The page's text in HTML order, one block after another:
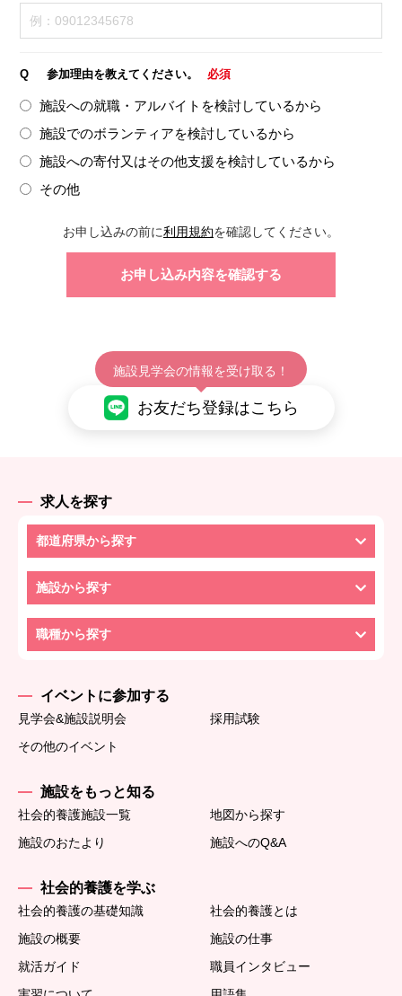
Q 参加理由を教えてください。 必須
施設への就職・アルバイトを検討しているから
施設でのボランティアを検討しているから
施設への寄付又はその他支援を検討しているから
その他
お申し込みの前に利用規約を確認してください。
施設見学会の情報を受け取る！
お友だち登録はこちら
求人を探す
都道府県から探す
施設から探す
職種から探す
イベントに参加する
見学会&施設説明会
採用試験
その他のイベント
施設をもっと知る
社会的養護施設一覧
地図から探す
施設のおたより
施設へのQ&A
社会的養護を学ぶ
社会的養護の基礎知識
社会的養護とは
施設の概要
施設の仕事
就活ガイド
職員インタビュー